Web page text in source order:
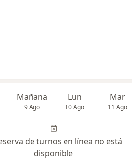
Mañana
9 Ago
Lun
10 Ago
Mar
11 Ago
de turnos en línea no está
disponible